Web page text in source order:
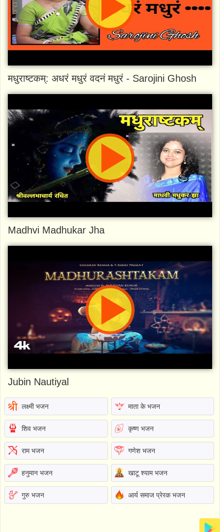
मधुराष्टकम्: अधरं मधुरं वदनं मधुरं - Sarojini Ghosh
Madhvi Madhukar Jha
Jubin Nautiyal
लक्ष्मी भजन माता के भजन
शिव भजन कृष्ण भजन
राम भजन गणेश भजन
हनुमान भजन खाटू श्याम भजन
गुरु भजन आर्य समाज प्रेरक भजन